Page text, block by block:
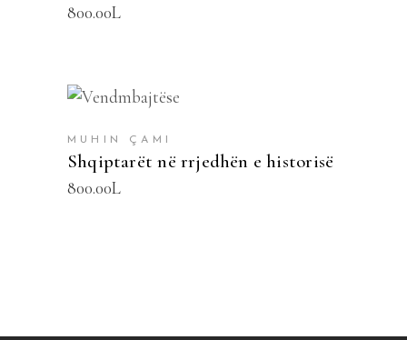
800.00L
SHTOJE NË SHPORTË
MUHIN ÇAMI
Shqiptarët në rrjedhën e historisë
800.00L